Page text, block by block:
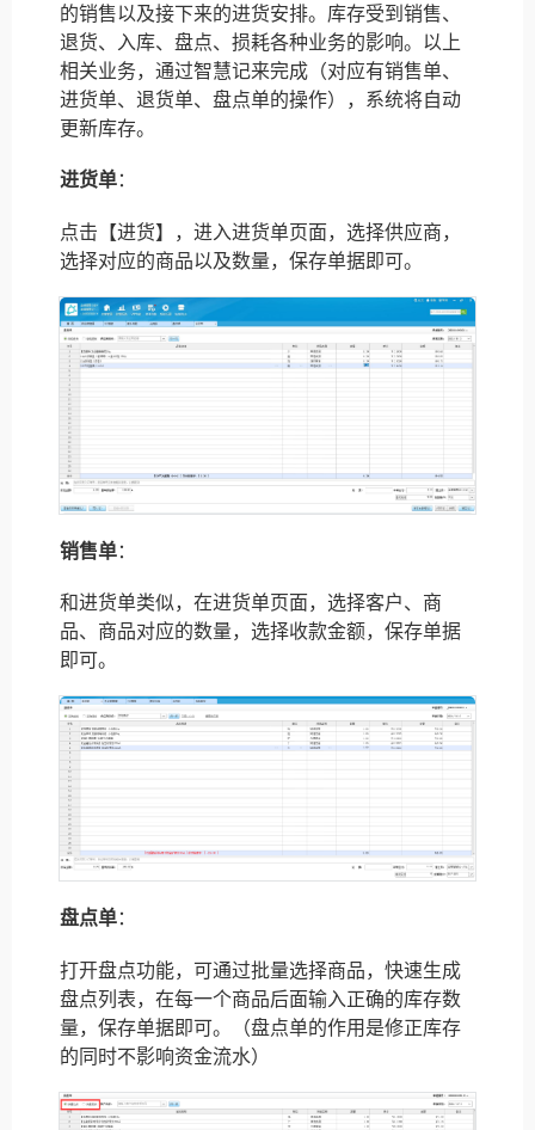
的销售以及接下来的进货安排。库存受到销售、
退货、入库、盘点、损耗各种业务的影响。以上
相关业务，通过智慧记来完成（对应有销售单、
进货单、退货单、盘点单的操作），系统将自动
更新库存。
进货单：
点击【进货】，进入进货单页面，选择供应商，
选择对应的商品以及数量，保存单据即可。
销售单：
和进货单类似，在进货单页面，选择客户、商
品、商品对应的数量，选择收款金额，保存单据
即可。
盘点单：
打开盘点功能，可通过批量选择商品，快速生成
盘点列表，在每一个商品后面输入正确的库存数
量，保存单据即可。（盘点单的作用是修正库存
的同时不影响资金流水）